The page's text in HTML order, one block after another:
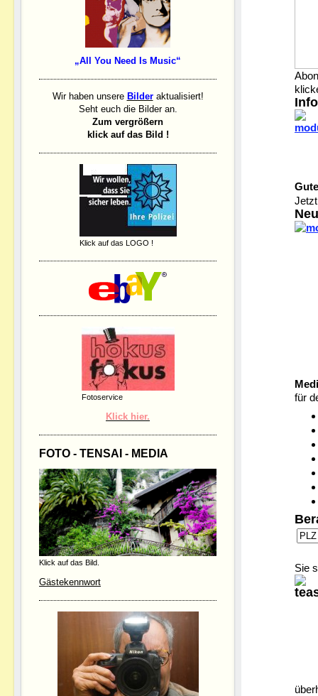
„All You Need Is Music“
Wir haben unsere Bilderaktualisiert!
Seht euch die Bilder an.
Zum vergrößern
klick auf das Bild !
Klick auf das LOGO !
Fotoservice
Klick hier.
FOTO - TENSAI - MEDIA
Klick auf das Bild.
Gästekennwort
für
Sie